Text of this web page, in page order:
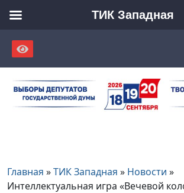
content
Главная »ТИК Западная » Новости »
Интеллектуальная игра «Вечевой
ТИК Западная